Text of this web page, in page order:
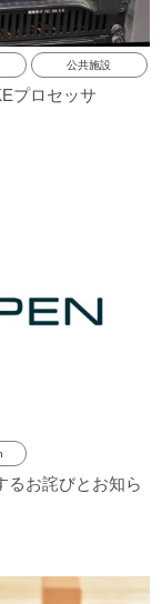
公共施設
プロセッサ
るお詫びとお知ら